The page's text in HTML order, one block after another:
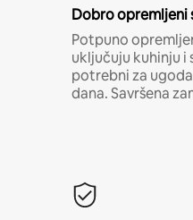
Dobro opremljeni
Potpuno
uključuju kuhinju i
potrebni za
dana. Savršena